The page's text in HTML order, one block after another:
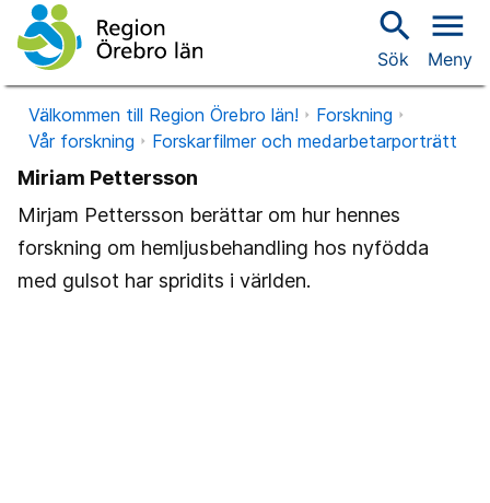
search
Sök
menu
Meny
Välkommen till Region Örebro län!
Forskning
Vår forskning
Forskarfilmer och medarbetarporträtt
Miriam Pettersson
Mirjam Pettersson berättar om hur hennes
forskning om hemljusbehandling hos nyfödda
med gulsot har spridits i världen.